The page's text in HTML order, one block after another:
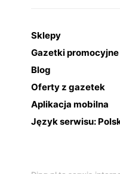
Sklepy
Gazetki promocyjne
Blog
Oferty z gazetek
Aplikacja mobilna
Język serwisu: